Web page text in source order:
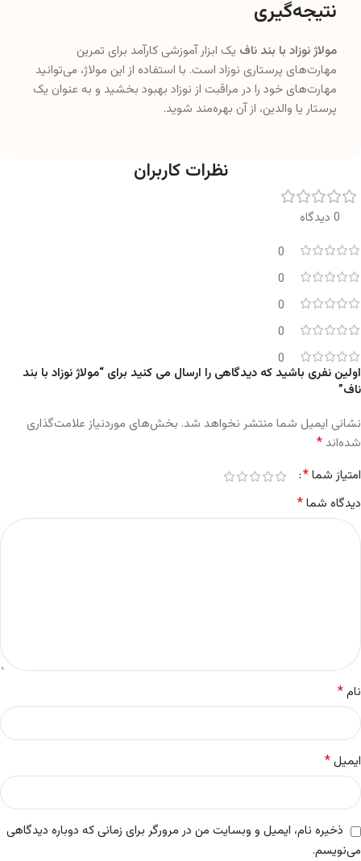
نتیجه‌گیری
مولاژ نوزاد با بند ناف یک ابزار آموزشی کارآمد برای تمرین
مهارت‌های پرستاری نوزاد است. با استفاده از این مولاژ، می‌توانید
مهارت‌های خود را در مراقبت از نوزاد بهبود بخشید و به عنوان یک
پرستار یا والدین، از آن بهره‌مند شوید.
نظرات کاربران
0 دیدگاه
0
0
0
0
0
اولین نفری باشید که دیدگاهی را ارسال می کنید برای “مولاژ نوزاد با بند
ناف”
نشانی ایمیل شما منتشر نخواهد شد. بخش‌های موردنیاز علامت‌گذاری
شده‌اند *
امتیاز شما*
دیدگاه شما*
نام*
ایمیل*
ذخیره نام، ایمیل و وبسایت من در مرورگر برای زمانی که دوباره دیدگاهی
می‌نویسم.